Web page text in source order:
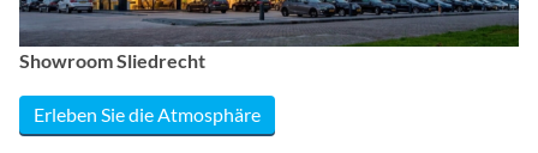
Showroom Sliedrecht
Erleben Sie die Atmosphäre